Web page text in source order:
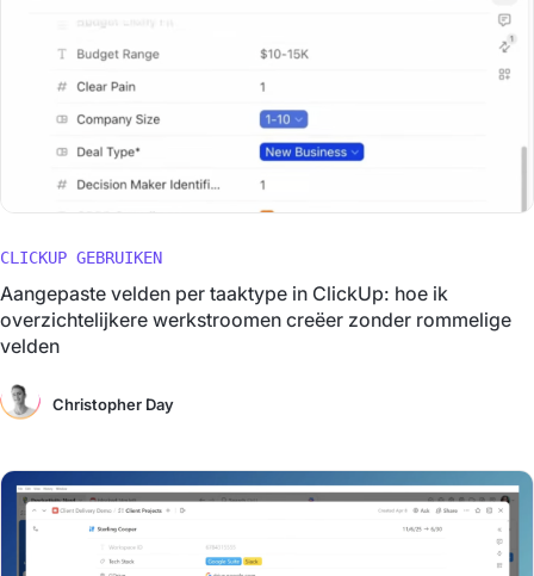
CLICKUP GEBRUIKEN
Aangepaste velden per taaktype in ClickUp: hoe ik
overzichtelijkere werkstroomen creëer zonder rommelige
velden
Christopher Day